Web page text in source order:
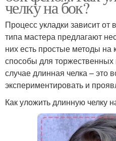
челку на бок?
Процесс укладки зависит от
типа мастера предлагают
них есть простые методы
способы для
случае длинная челка – это
экспериментировать и
Как уложить длинную челку